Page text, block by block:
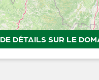
DE DÉTAILS SUR LE